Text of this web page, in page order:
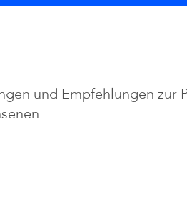
und Empfehlungen zur